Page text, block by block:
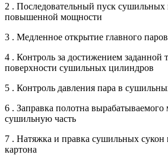
2 . Последовательный пуск
повышенной мощности
3 . Медленное открытие главного
4 . Контроль за достижением заданной
поверхности сушильных цилиндров
5 . Контроль давления пара в
6 . Заправка полотна вырабатываемого
сушильную часть
7 . Натяжка и правка сушильных сукон
картона